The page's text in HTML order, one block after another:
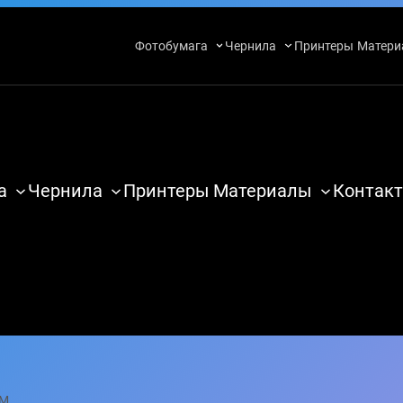
Фотобумага Чернила Принтеры
Чернила Принтеры Материалы Контакт